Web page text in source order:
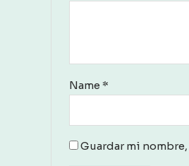
Name *
Guardar mi